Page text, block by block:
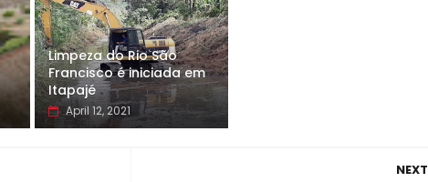
Limpeza do Rio São
Francisco é iniciada em
Itapajé
April 12, 2021
NEXT